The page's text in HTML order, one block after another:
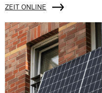
ZEIT ONLINE